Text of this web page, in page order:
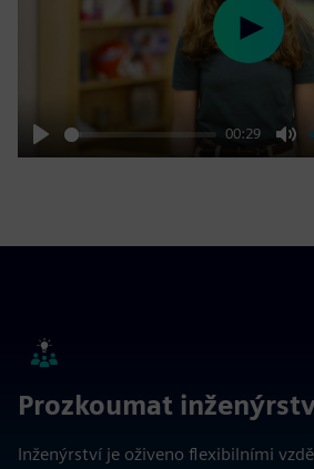
Play
00:29
Play
Prozkoumat
Inženýrství je oživeno flexibilními